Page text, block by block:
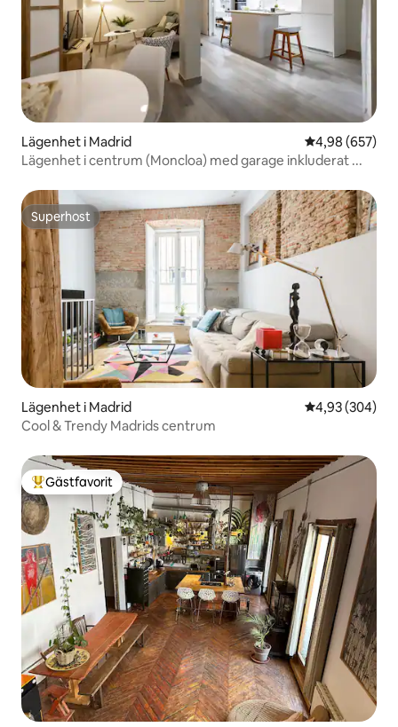
Lägenhet i Madrid 4,98 av 5 i
4,98 (657)
Lägenhet i centrum (Moncloa) med garage inkluderat ...
Superhost
Superhost
Lägenhet i Madrid 4,93 av 5 i
4,93 (304)
Cool & Trendy Madrids centrum
Populär gästfavorit
Gästfavorit